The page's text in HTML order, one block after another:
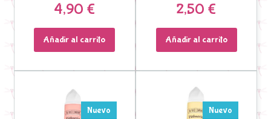
4,90 €
Añadir al carrito
2,50 €
Añadir al carrito
Nuevo Nuevo